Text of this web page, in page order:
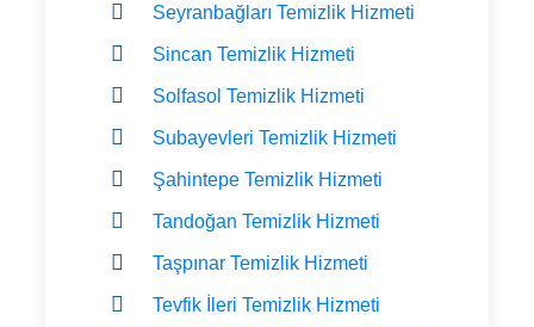
Seyranbağları Temizlik Hizmeti
Sincan Temizlik Hizmeti
Solfasol Temizlik Hizmeti
Subayevleri Temizlik Hizmeti
Şahintepe Temizlik Hizmeti
Tandoğan Temizlik Hizmeti
Taşpınar Temizlik Hizmeti
Tevfik İleri Temizlik Hizmeti